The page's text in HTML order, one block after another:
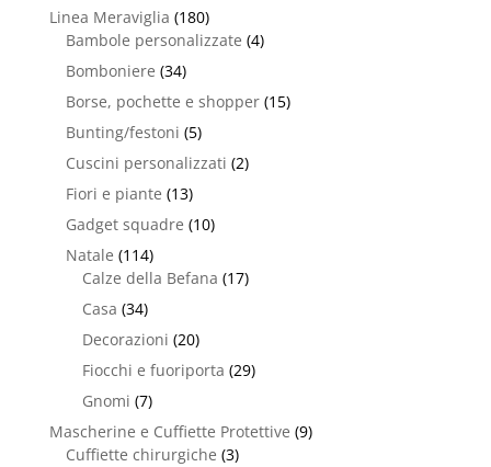
Linea Meraviglia (180)
Bambole personalizzate (4)
Bomboniere (34)
Borse, pochette e shopper (15)
Bunting/festoni (5)
Cuscini personalizzati (2)
Fiori e piante (13)
Gadget squadre (10)
Natale (114)
Calze della Befana (17)
Casa (34)
Decorazioni (20)
Fiocchi e fuoriporta (29)
Gnomi (7)
Mascherine e Cuffiette Protettive (9)
Cuffiette chirurgiche (3)